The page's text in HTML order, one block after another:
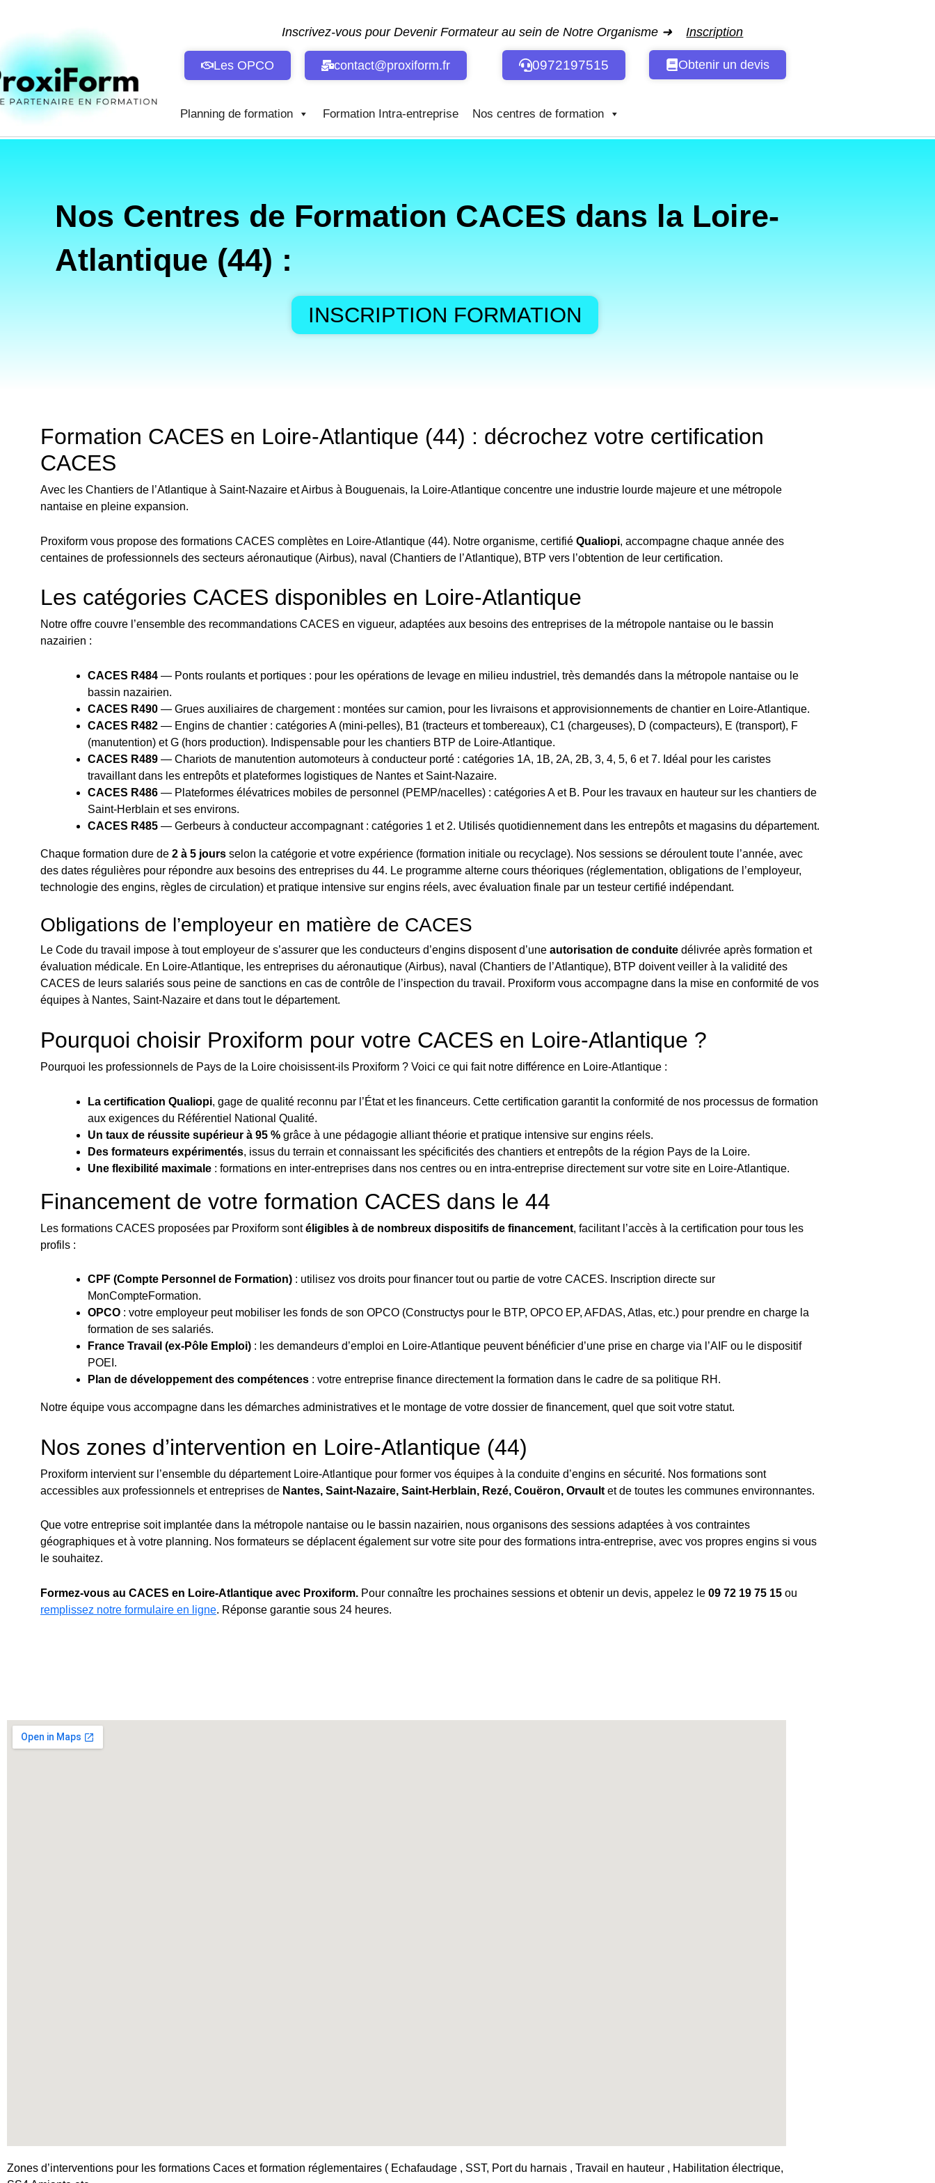
contenu
Inscrivez-vous pour Devenir Formateur au sein de Notre Organisme ➜ Inscription
Les OPCO contact@proxiform.fr 0972197515 Obtenir un devis
Planning de formation Formation Intra-entreprise Nos centres de formation
Nos Centres de Formation CACES dans la Loire-
Atlantique (44) :
INSCRIPTION FORMATION
Formation CACES en Loire-Atlantique (44) : décrochez votre certification
CACES
Avec les Chantiers de l’Atlantique à Saint-Nazaire et Airbus à Bouguenais, la Loire-Atlantique concentre une industrie lourde majeure et une métropole
nantaise en pleine expansion.
Proxiform vous propose des formations CACES complètes en Loire-Atlantique (44). Notre organisme, certifié Qualiopi, accompagne chaque année des
centaines de professionnels des secteurs aéronautique (Airbus), naval (Chantiers de l’Atlantique), BTP vers l’obtention de leur certification.
Les catégories CACES disponibles en Loire-Atlantique
Notre offre couvre l’ensemble des recommandations CACES en vigueur, adaptées aux besoins des entreprises de la métropole nantaise ou le bassin
nazairien :
CACES R484 — Ponts roulants et portiques : pour les opérations de levage en milieu industriel, très demandés dans la métropole nantaise ou le
bassin nazairien.
CACES R490 — Grues auxiliaires de chargement : montées sur camion, pour les livraisons et approvisionnements de chantier en Loire-Atlantique.
CACES R482 — Engins de chantier : catégories A (mini-pelles), B1 (tracteurs et tombereaux), C1 (chargeuses), D (compacteurs), E (transport), F
(manutention) et G (hors production). Indispensable pour les chantiers BTP de Loire-Atlantique.
CACES R489 — Chariots de manutention automoteurs à conducteur porté : catégories 1A, 1B, 2A, 2B, 3, 4, 5, 6 et 7. Idéal pour les caristes
travaillant dans les entrepôts et plateformes logistiques de Nantes et Saint-Nazaire.
CACES R486 — Plateformes élévatrices mobiles de personnel (PEMP/nacelles) : catégories A et B. Pour les travaux en hauteur sur les chantiers de
Saint-Herblain et ses environs.
CACES R485 — Gerbeurs à conducteur accompagnant : catégories 1 et 2. Utilisés quotidiennement dans les entrepôts et magasins du département.
Chaque formation dure de 2 à 5 jours selon la catégorie et votre expérience (formation initiale ou recyclage). Nos sessions se déroulent toute l’année, avec
des dates régulières pour répondre aux besoins des entreprises du 44. Le programme alterne cours théoriques (réglementation, obligations de l’employeur,
technologie des engins, règles de circulation) et pratique intensive sur engins réels, avec évaluation finale par un testeur certifié indépendant.
Obligations de l’employeur en matière de CACES
Le Code du travail impose à tout employeur de s’assurer que les conducteurs d’engins disposent d’une autorisation de conduite délivrée après formation et
évaluation médicale. En Loire-Atlantique, les entreprises du aéronautique (Airbus), naval (Chantiers de l’Atlantique), BTP doivent veiller à la validité des
CACES de leurs salariés sous peine de sanctions en cas de contrôle de l’inspection du travail. Proxiform vous accompagne dans la mise en conformité de vos
équipes à Nantes, Saint-Nazaire et dans tout le département.
Pourquoi choisir Proxiform pour votre CACES en Loire-Atlantique ?
Pourquoi les professionnels de Pays de la Loire choisissent-ils Proxiform ? Voici ce qui fait notre différence en Loire-Atlantique :
La certification Qualiopi, gage de qualité reconnu par l’État et les financeurs. Cette certification garantit la conformité de nos processus de formation
aux exigences du Référentiel National Qualité.
Un taux de réussite supérieur à 95 % grâce à une pédagogie alliant théorie et pratique intensive sur engins réels.
Des formateurs expérimentés, issus du terrain et connaissant les spécificités des chantiers et entrepôts de la région Pays de la Loire.
Une flexibilité maximale : formations en inter-entreprises dans nos centres ou en intra-entreprise directement sur votre site en Loire-Atlantique.
Financement de votre formation CACES dans le 44
Les formations CACES proposées par Proxiform sontéligibles à de nombreux dispositifs de financement, facilitant l’accès à la certification pour tous les
profils :
CPF (Compte Personnel de Formation) : utilisez vos droits pour financer tout ou partie de votre CACES. Inscription directe sur
MonCompteFormation.
OPCO : votre employeur peut mobiliser les fonds de son OPCO (Constructys pour le BTP, OPCO EP, AFDAS, Atlas, etc.) pour prendre en charge la
formation de ses salariés.
France Travail (ex-Pôle Emploi) : les demandeurs d’emploi en Loire-Atlantique peuvent bénéficier d’une prise en charge via l’AIF ou le dispositif
POEI.
Plan de développement des compétences : votre entreprise finance directement la formation dans le cadre de sa politique RH.
Notre équipe vous accompagne dans les démarches administratives et le montage de votre dossier de financement, quel que soit votre statut.
Nos zones d’intervention en Loire-Atlantique (44)
Proxiform intervient sur l’ensemble du département Loire-Atlantique pour former vos équipes à la conduite d’engins en sécurité. Nos formations sont
accessibles aux professionnels et entreprises de Nantes, Saint-Nazaire, Saint-Herblain, Rezé, Couëron, Orvault et de toutes les communes environnantes.
Que votre entreprise soit implantée dans la métropole nantaise ou le bassin nazairien, nous organisons des sessions adaptées à vos contraintes
géographiques et à votre planning. Nos formateurs se déplacent également sur votre site pour des formations intra-entreprise, avec vos propres engins si vous
le souhaitez.
Formez-vous au CACES en Loire-Atlantique avec Proxiform. Pour connaître les prochaines sessions et obtenir un devis, appelez le 09 72 19 75 15 ou
remplissez notre formulaire en ligne. Réponse garantie sous 24 heures.
Zones d’interventions pour les formations Caces et formation réglementaires ( Echafaudage , SST, Port du harnais , Travail en hauteur , Habilitation électrique,